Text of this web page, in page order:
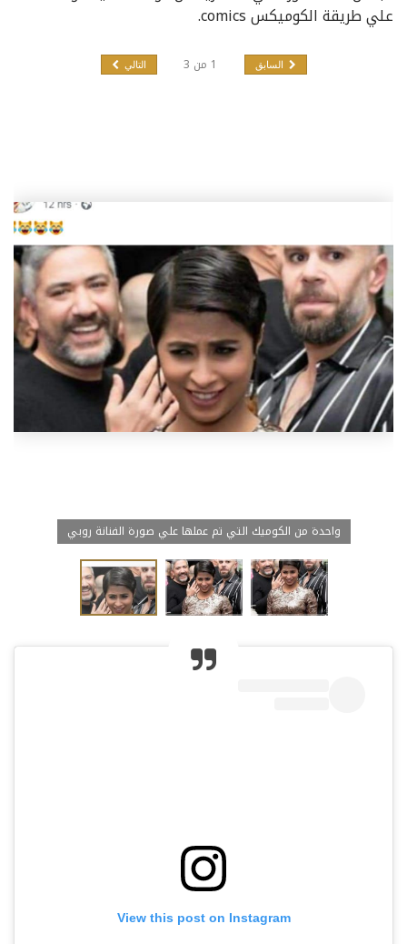
علي طريقة الكوميكس comics.
السابق 1 من 3 التالي
واحدة من الكوميك التي تم عملها علي صورة الفنانة روبي
View this post on Instagram